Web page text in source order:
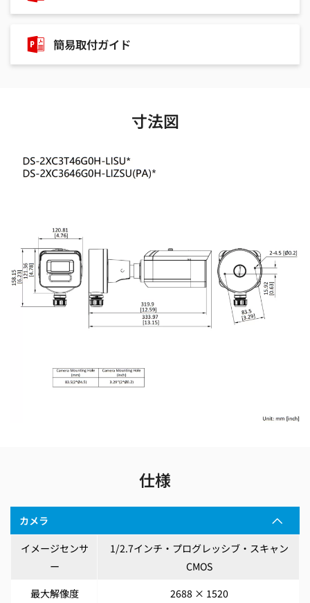
簡易取付ガイド
寸法図
仕様
カメラ
イメージセンサ
ー
1/2.7インチ・プログレッシブ・スキャン
CMOS
最大解像度
2688 × 1520